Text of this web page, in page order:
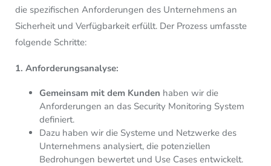
die spezifischen Anforderungen des Unternehmens an
Sicherheit und Verfügbarkeit erfüllt. Der Prozess umfasste
folgende Schritte:
1. Anforderungsanalyse:
Gemeinsam mit dem Kunden haben wir die
Anforderungen an das Security Monitoring System
definiert.
Dazu haben wir die Systeme und Netzwerke des
Unternehmens analysiert, die potenziellen
Bedrohungen bewertet und Use Cases entwickelt.